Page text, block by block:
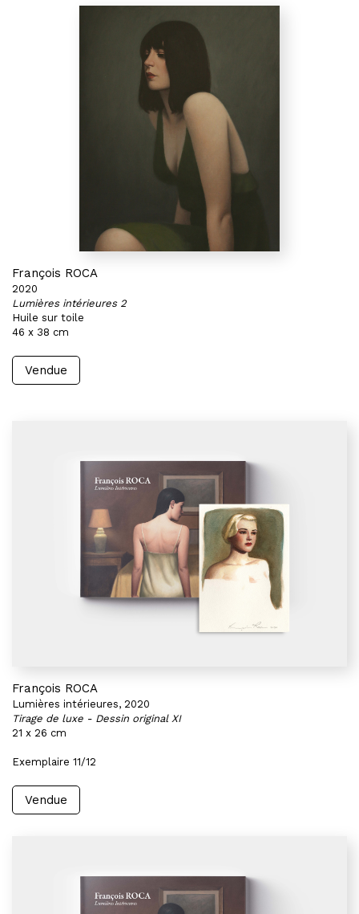
François ROCA
2020
Lumières intérieures 2
Huile sur toile
46 x 38 cm
Vendue
François ROCA
Lumières intérieures, 2020
Tirage de luxe - Dessin original XI
21 x 26 cm
Exemplaire 11/12
Vendue